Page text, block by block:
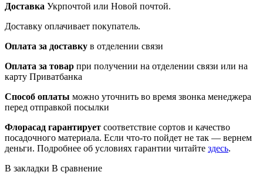
Доставка Укрпочтой или Новой почтой.
Доставку оплачивает покупатель.
Оплата за доставку в отделении связи
Оплата за товар при получении на отделении связи или на
карту Приватбанка
Способ оплаты можно уточнить во время звонка менеджера
перед отправкой посылки
Флорасад гарантирует соответствие сортов и качество
посадочного материала. Если что-то пойдет не так — вернем
деньги. Подробнее об условиях гарантии читайте здесь.
В закладки В сравнение